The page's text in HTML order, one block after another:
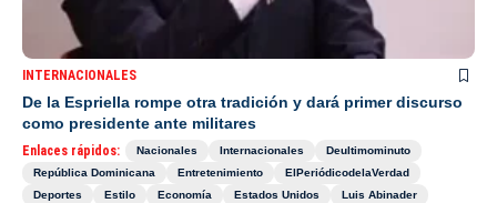
INTERNACIONALES
De la Espriella rompe otra tradición y dará primer discurso
como presidente ante militares
Enlaces rápidos: Nacionales Internacionales
Deultimominuto
República Dominicana
Entretenimiento
ElPeriódicodelaVerdad
Deportes
Estilo Economía Estados Unidos
Luis Abinader